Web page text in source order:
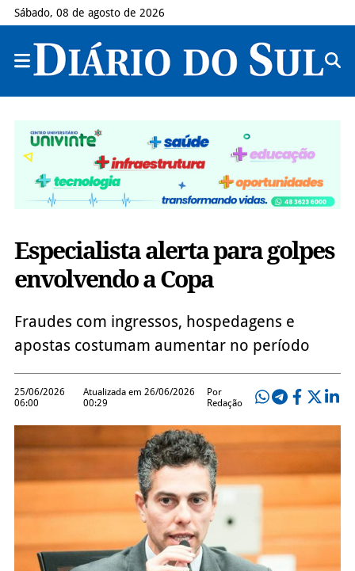
Sábado, 08 de agosto de 2026
Especialista alerta para golpes
envolvendo a Copa
Fraudes com ingressos, hospedagens e
apostas costumam aumentar no período
25/06/2026
06:00
Atualizada em 26/06/2026
00:29
Por
Redação